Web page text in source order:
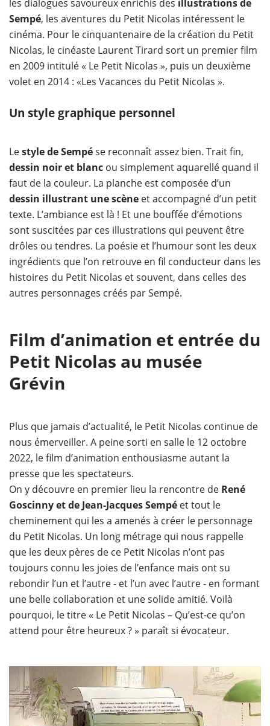
les dialogues savoureux enrichis des illustrations de
Sempé, les aventures du Petit Nicolas intéressent le
cinéma. Pour le cinquantenaire de la création du Petit
Nicolas, le cinéaste Laurent Tirard sort un premier film
en 2009 intitulé « Le Petit Nicolas », puis un deuxième
volet en 2014 : «Les Vacances du Petit Nicolas ».
Un style graphique personnel
Lestyle de Sempése reconnaît assez bien. Trait fin,
dessin noir et blanc ou simplement aquarellé quand il
faut de la couleur. La planche est composée d’un
dessin illustrant une scène et accompagné d’un petit
texte. L’ambiance est là ! Et une bouffée d’émotions
sont suscitées par ces illustrations qui peuvent être
drôles ou tendres. La poésie et l’humour sont les deux
ingrédients que l’on retrouve en fil conducteur dans les
histoires du Petit Nicolas et souvent, dans celles des
autres personnages créés par Sempé.
Film d’animation et entrée du
Petit Nicolas au musée
Grévin
Plus que jamais d’actualité, le Petit Nicolas continue de
nous émerveiller. A peine sorti en salle le 12 octobre
2022, le film d’animation enthousiasme autant la
presse que les spectateurs.
On y découvre en premier lieu la rencontre de René
Goscinny et de Jean-Jacques Sempé et tout le
cheminement qui les a amenés à créer le personnage
du Petit Nicolas. Un long métrage qui nous rappelle
que les deux pères de ce Petit Nicolas n’ont pas
toujours connu les joies de l’enfance mais ont su
rebondir l’un et l’autre - et l’un avec l’autre - en formant
une belle collaboration et une solide amitié. Voilà
pourquoi, le titre « Le Petit Nicolas – Qu’est-ce qu’on
attend pour être heureux ? » paraît si évocateur.